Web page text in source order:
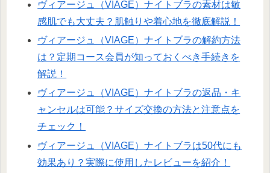
ヴィアージュ（VIAGE）ナイトブラの素材は敏
感肌でも大丈夫？肌触りや着心地を徹底解説！
ヴィアージュ（VIAGE）ナイトブラの解約方法
は？定期コース会員が知っておくべき手続きを
解説！
ヴィアージュ（VIAGE）ナイトブラの返品・キ
ャンセルは可能？サイズ交換の方法と注意点を
チェック！
ヴィアージュ（VIAGE）ナイトブラは50代にも
効果あり？実際に使用したレビューを紹介！